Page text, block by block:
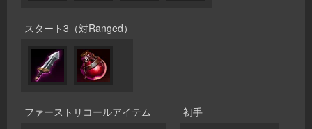
スタート3（対Ranged）
ファーストリコールアイテム 初手